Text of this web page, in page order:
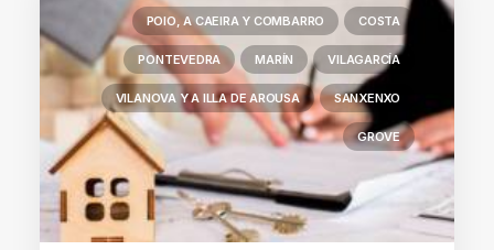
POIO, A CAEIRA Y COMBARRO COSTA
PONTEVEDRA MARÍN VILAGARCÍA
VILANOVA Y A ILLA DE AROUSA SANXENXO
GROVE